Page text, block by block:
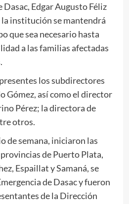
Edgar Augusto Féliz
institución se mantendrá
que sea necesario hasta
a las familias afectadas
los subdirectores
Gómez, así como el director
Pérez; la directora de
otros.
de semana, iniciaron las
de Puerto Plata,
Espaillat y Samaná, se
de Dasac y fueron
de la Dirección